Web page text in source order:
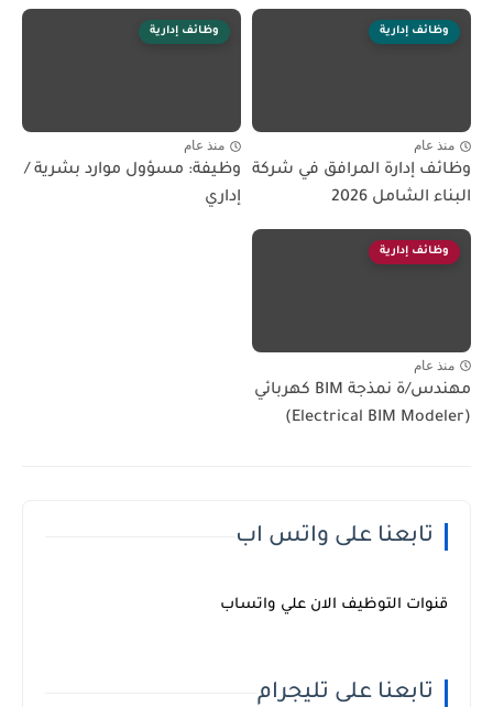
وظائف إدارية
منذ عام
وظائف إدارة المرافق في شركة
البناء الشامل 2026
وظائف إدارية
منذ عام
وظيفة: مسؤول موارد بشرية /
إداري
وظائف إدارية
منذ عام
مهندس/ة نمذجة BIM كهربائي
(Electrical BIM Modeler)
تابعنا على واتس اب
قنوات التوظيف الان علي واتساب
تابعنا على تليجرام